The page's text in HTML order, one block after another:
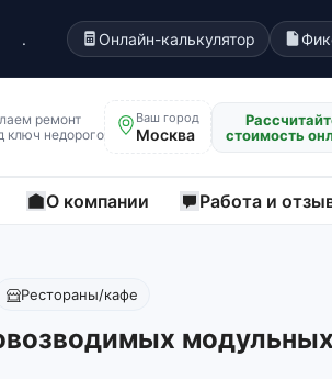
. Онлайн-калькулятор
ремонт
ключ недорого
Ваш город
Москва
стоимость
О компании Работа и
Рестораны/кафе
модульных